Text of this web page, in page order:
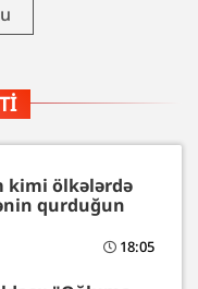
kimi ölkələrdə
qurduğun
18:05